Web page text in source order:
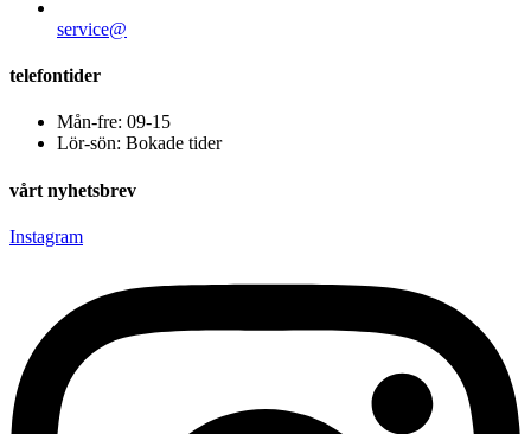
service@
telefontider
Mån-fre: 09-15
Lör-sön: Bokade tider
vårt nyhetsbrev
Instagram